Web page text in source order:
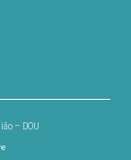
– DOU